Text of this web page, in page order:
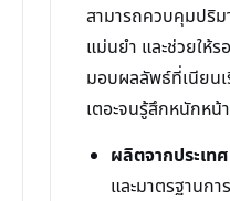
สามารถควบคุมปริ
แม่นยำ และช่วยให้
มอบผลลัพธ์ที่เนียน
เตอะจนรู้สึกหนักหน้า
ผลิตจากประเท
และมาตรฐานก